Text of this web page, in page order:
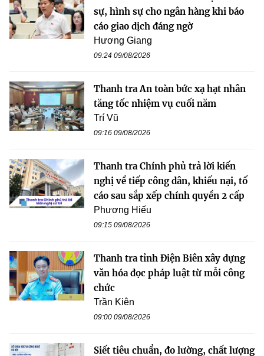
sự, hình sự cho ngân hàng khi báo
cáo giao dịch đáng ngờ
Hương Giang
09:24 09/08/2026
Thanh tra An toàn bức xạ hạt nhân
tăng tốc nhiệm vụ cuối năm
Trí Vũ
09:16 09/08/2026
Thanh tra Chính phủ trả lời kiến
nghị về tiếp công dân, khiếu nại, tố
cáo sau sắp xếp chính quyền 2 cấp
Phương Hiếu
09:15 09/08/2026
Thanh tra tỉnh Điện Biên xây dựng
văn hóa đọc pháp luật từ mỗi công
chức
Trần Kiên
09:00 09/08/2026
Siết tiêu chuẩn, đo lường, chất lượng